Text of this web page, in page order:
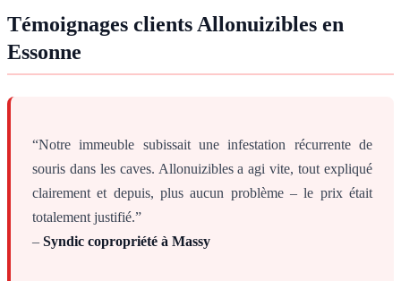
Témoignages clients Allonuizibles en
Essonne
“Notre immeuble subissait une infestation récurrente de
souris dans les caves. Allonuizibles a agi vite, tout expliqué
clairement et depuis, plus aucun problème – le prix était
totalement justifié.”
– Syndic copropriété à Massy